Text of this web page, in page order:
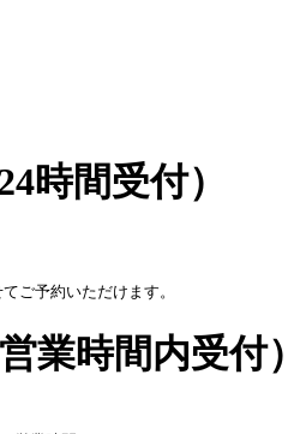
時間受付）
ご予約いただけます。
業時間内受付）